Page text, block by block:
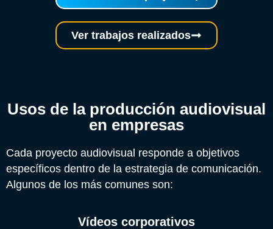
Ver trabajos realizados
Usos de la producción audiovisual
en empresas
Cada proyecto audiovisual responde a objetivos
específicos dentro de la estrategia de comunicación.
Algunos de los más comunes son:
Vídeos corporativos